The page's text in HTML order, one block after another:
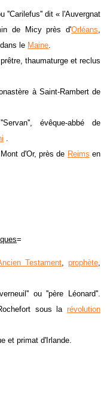
''Carilefus'' dit « l'Auvergnat
de Micy près d'Orléans,
le Maine.
thaumaturge et reclus
à Saint-Rambert de
évêque-abbé de
.
d'Or, près de Reims en
=
Testament, prophète,
ou ''père Léonard''.
sous la révolution
et primat d'Irlande.